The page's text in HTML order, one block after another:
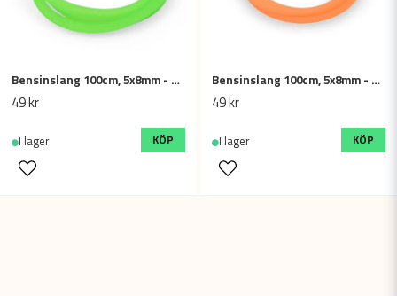
Bensinslang 100cm, 5x8mm - Grön
49 kr
I lager KÖP
Bensinslang 100cm, 5x8mm - Orange
49 kr
I lager KÖP